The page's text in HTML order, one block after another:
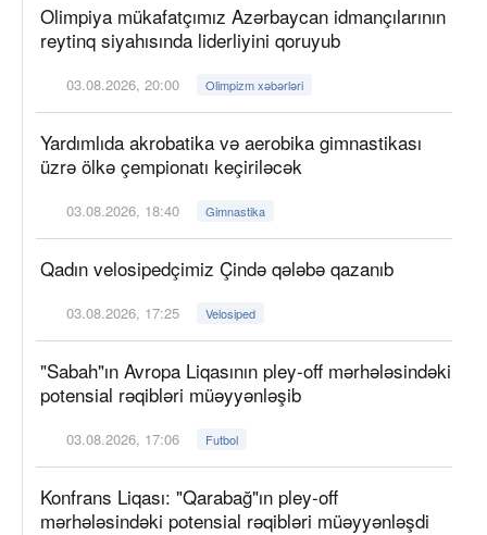
Olimpiya mükafatçımız Azərbaycan idmançılarının
reytinq siyahısında liderliyini qoruyub
03.08.2026, 20:00 Olimpizm xəbərləri
Yardımlıda akrobatika və aerobika gimnastikası
üzrə ölkə çempionatı keçiriləcək
03.08.2026, 18:40 Gimnastika
Qadın velosipedçimiz Çində qələbə qazanıb
03.08.2026, 17:25 Velosiped
"Sabah"ın Avropa Liqasının pley-off mərhələsindəki
potensial rəqibləri müəyyənləşib
03.08.2026, 17:06 Futbol
Konfrans Liqası: "Qarabağ"ın pley-off
mərhələsindəki potensial rəqibləri müəyyənləşdi